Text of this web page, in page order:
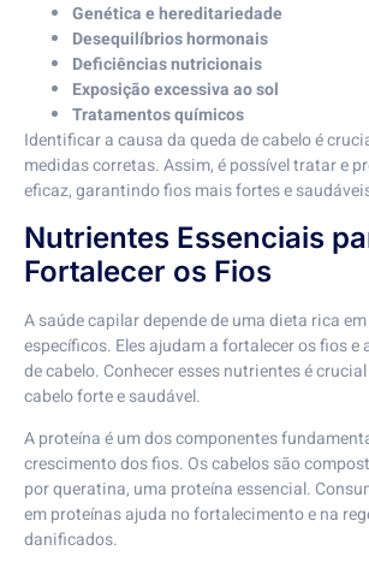
Genética e hereditariedade
Desequilíbrios hormonais
Deficiências nutricionais
Exposição excessiva ao sol
Tratamentos químicos
Identificar a causa da queda de cabelo é
medidas corretas. Assim, é possível tratar e
eficaz, garantindo fios mais fortes e
Nutrientes Essenciais
Fortalecer os Fios
A saúde capilar depende de uma dieta rica
específicos. Eles ajudam a fortalecer os fios e
de cabelo. Conhecer esses nutrientes é
cabelo forte e saudável.
A proteína é um dos componentes
crescimento dos fios. Os cabelos são
por queratina, uma proteína essencial.
em proteínas ajuda no fortalecimento e na
danificados.